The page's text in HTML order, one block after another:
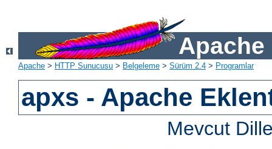
Apache
Apache > HTTP Sunucusu > Belgeleme > Sürüm 2.4 > Programlar
apxs - Apache
Mevcut